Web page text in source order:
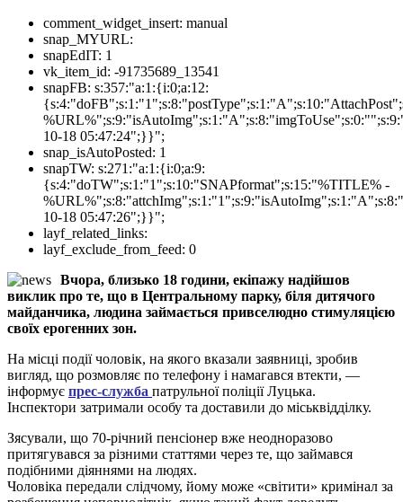
comment_widget_insert: manual
snap_MYURL:
snapEdIT: 1
vk_item_id: -91735689_13541
snapFB: s:357:"a:1:{i:0;a:12:
10-18 05:47:24";}}";
snap_isAutoPosted: 1
snapTW: s:271:"a:1:{i:0;a:9:
{s:4:"doTW";s:1:"1";s:10:"SNAPformat";s:15:"%TITLE% -
10-18 05:47:26";}}";
layf_related_links:
layf_exclude_from_feed: 0
Вчора, близько 18 години, екіпажу надійшов
виклик про те, що в Центральному парку, біля дитячого
майданчика, людина займається привселюдно стимуляцією
своїх ерогенних зон.
На місці події чоловік, на якого вказали заявниці, зробив
вигляд, що розмовляє по телефону і намагався втекти, —
інформує прес-служба патрульної поліції Луцька.
Інспектори затримали особу та доставили до міськвідділку.
Зясували, що 70-річний пенсіонер вже неодноразово
притягувався за різними статтями через те, що займався
подібними діяннями на людях.
Чоловіка передали слідчому, йому може «світити» кримінал за